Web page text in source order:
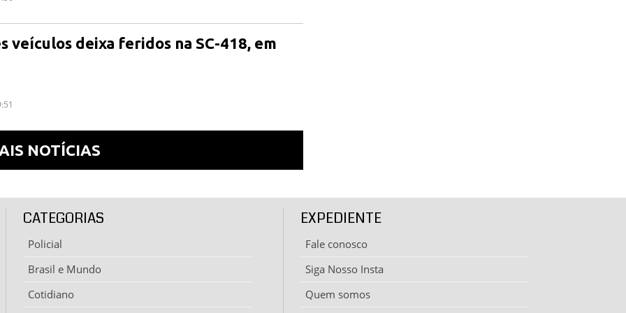
veículos deixa feridos na SC-418, em
NOTÍCIAS
CATEGORIAS
Policial
Brasil e Mundo
Cotidiano
EXPEDIENTE
Fale conosco
Siga Nosso Insta
Quem somos